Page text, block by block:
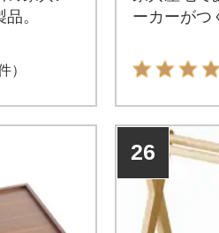
。
）
ーカーがつ
26